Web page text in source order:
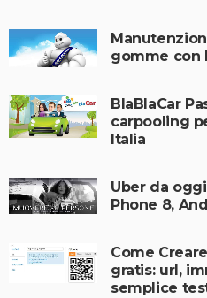
gomme con
BlaBlaCar
carpooling
Italia
Uber da
Phone 8,
Come
gratis: url,
semplice